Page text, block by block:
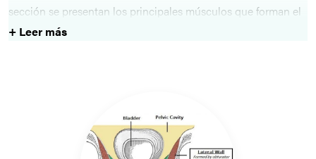
sección se presentan los principales músculos que forman el
diafragma pélvico y las estructuras urogenitales. Estos
Los temas abarcan la musculatura en capas del suelo pélvico,
incluidos el elevador del ano y el coccígeo, su soporte fascial
+ Leer más